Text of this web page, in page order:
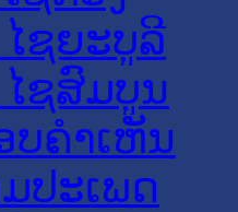
ຊຍະບູລີ
ຊສົມບູນ
ບຄໍາເຫັນ
ປະເພດ